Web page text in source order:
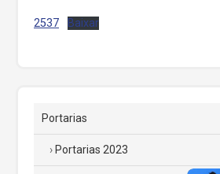
2537 Baixar
Portarias
Portarias 2023